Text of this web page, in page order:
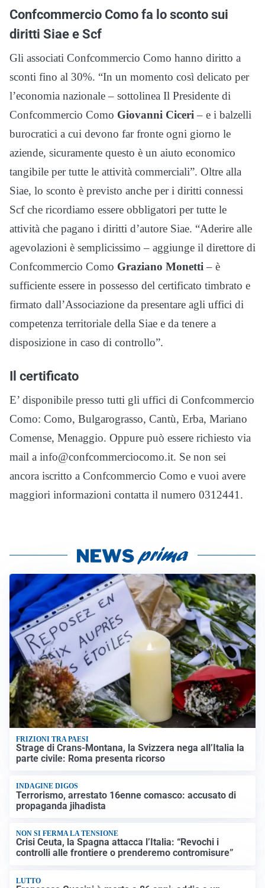
Confcommercio Como fa lo sconto sui
diritti Siae e Scf
Gli associati Confcommercio Como hanno diritto a
sconti fino al 30%. “In un momento così delicato per
l’economia nazionale – sottolinea Il Presidente di
Confcommercio Como Giovanni Ciceri – e i balzelli
burocratici a cui devono far fronte ogni giorno le
aziende, sicuramente questo è un aiuto economico
tangibile per tutte le attività commerciali”. Oltre alla
Siae, lo sconto è previsto anche per i diritti connessi
Scf che ricordiamo essere obbligatori per tutte le
attività che pagano i diritti d’autore Siae. “Aderire alle
agevolazioni è semplicissimo – aggiunge il direttore di
Confcommercio Como Graziano Monetti – è
sufficiente essere in possesso del certificato timbrato e
firmato dall’Associazione da presentare agli uffici di
competenza territoriale della Siae e da tenere a
disposizione in caso di controllo”.
Il certificato
E’ disponibile presso tutti gli uffici di Confcommercio
Como: Como, Bulgarograsso, Cantù, Erba, Mariano
Comense, Menaggio. Oppure può essere richiesto via
mail a info@confcommerciocomo.it. Se non sei
ancora iscritto a Confcommercio Como e vuoi avere
maggiori informazioni contatta il numero 0312441.
FRIZIONI TRA PAESI
Strage di Crans-Montana, la Svizzera nega all’Italia la
parte civile: Roma presenta ricorso
INDAGINE DIGOS
Terrorismo, arrestato 16enne comasco: accusato di
propaganda jihadista
NON SI FERMA LA TENSIONE
Crisi Ceuta, la Spagna attacca l’Italia: “Revochi i
controlli alle frontiere o prenderemo contromisure”
LUTTO